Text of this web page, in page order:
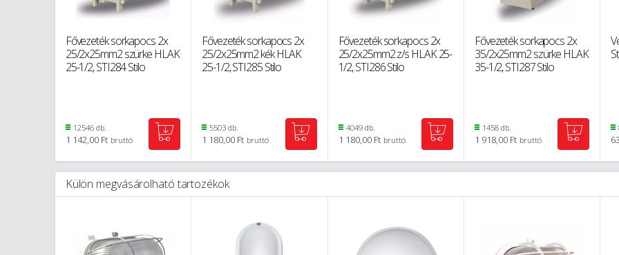
Fővezeték sorkapocs 2x
25/2x25mm2 szürke HLAK
25-1/2, STI284 Stilo
12546 db.
1 142,00 Ft bruttó
Fővezeték sorkapocs 2x
25/2x25mm2 kék HLAK
25-1/2, STI285 Stilo
5503 db.
1 180,00 Ft bruttó
Fővezeték sorkapocs 2x
25/2x25mm2 z/s HLAK 25-
1/2, STI286 Stilo
4049 db.
1 180,00 Ft bruttó
Fővezeték sorkapocs 2x
35/2x25mm2 szürke HLAK
35-1/2, STI287 Stilo
1458 db.
1 918,00 Ft bruttó
Külön megvásárolható tartozékok